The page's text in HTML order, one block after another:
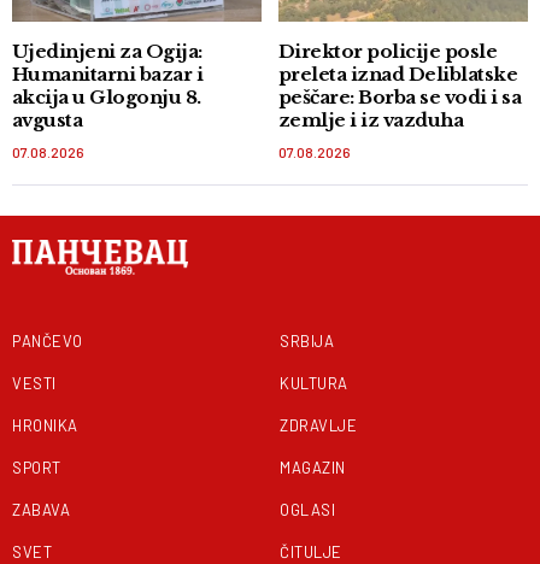
Ujedinjeni za Ogija:
Humanitarni bazar i
akcija u Glogonju 8.
avgusta
07.08.2026
Direktor policije posle
preleta iznad Deliblatske
peščare: Borba se vodi i sa
zemlje i iz vazduha
07.08.2026
PANČEVO
VESTI
HRONIKA
SPORT
ZABAVA
SVET
SRBIJA
KULTURA
ZDRAVLJE
MAGAZIN
OGLASI
ČITULJE